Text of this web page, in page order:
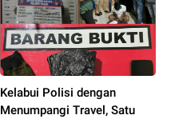
Kelabui Polisi dengan
Menumpangi Travel, Satu